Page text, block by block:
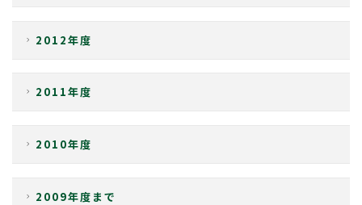
2012年度
2011年度
2010年度
2009年度まで